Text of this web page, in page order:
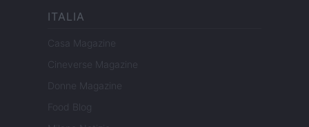
ITALIA
Casa Magazine
Cineverse Magazine
Donne Magazine
Food Blog